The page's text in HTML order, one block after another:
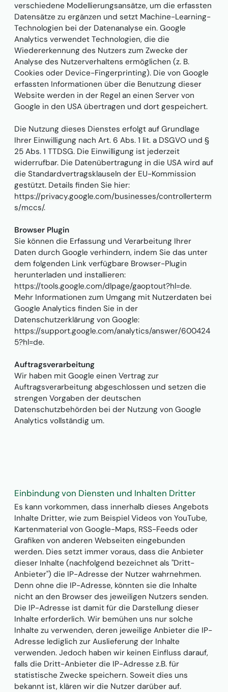
verschiedene Modellierungsansätze, um die erfassten
Datensätze zu ergänzen und setzt Machine-Learning-
Technologien bei der Datenanalyse ein. Google
Analytics verwendet Technologien, die die
Wiedererkennung des Nutzers zum Zwecke der
Analyse des Nutzerverhaltens ermöglichen (z. B.
Cookies oder Device-Fingerprinting). Die von Google
erfassten Informationen über die Benutzung dieser
Website werden in der Regel an einen Server von
Google in den USA übertragen und dort gespeichert.
Die Nutzung dieses Dienstes erfolgt auf Grundlage
Ihrer Einwilligung nach Art. 6 Abs. 1 lit. a DSGVO und §
25 Abs. 1 TTDSG. Die Einwilligung ist jederzeit
widerrufbar. Die Datenübertragung in die USA wird auf
die Standardvertragsklauseln der EU-Kommission
gestützt. Details finden Sie hier:
https://privacy.google.com/businesses/controllerterm
s/mccs/.
Browser Plugin
Sie können die Erfassung und Verarbeitung Ihrer
Daten durch Google verhindern, indem Sie das unter
dem folgenden Link verfügbare Browser-Plugin
herunterladen und installieren:
https://tools.google.com/dlpage/gaoptout?hl=de.
Mehr Informationen zum Umgang mit Nutzerdaten bei
Google Analytics finden Sie in der
Datenschutzerklärung von Google:
https://support.google.com/analytics/answer/600424
5?hl=de.
Auftragsverarbeitung
Wir haben mit Google einen Vertrag zur
Auftragsverarbeitung abgeschlossen und setzen die
strengen Vorgaben der deutschen
Datenschutzbehörden bei der Nutzung von Google
Analytics vollständig um.
Einbindung von Diensten und Inhalten Dritter
Es kann vorkommen, dass innerhalb dieses Angebots
Inhalte Dritter, wie zum Beispiel Videos von YouTube,
Kartenmaterial von Google-Maps, RSS-Feeds oder
Grafiken von anderen Webseiten eingebunden
werden. Dies setzt immer voraus, dass die Anbieter
dieser Inhalte (nachfolgend bezeichnet als "Dritt-
Anbieter") die IP-Adresse der Nutzer wahrnehmen.
Denn ohne die IP-Adresse, könnten sie die Inhalte
nicht an den Browser des jeweiligen Nutzers senden.
Die IP-Adresse ist damit für die Darstellung dieser
Inhalte erforderlich. Wir bemühen uns nur solche
Inhalte zu verwenden, deren jeweilige Anbieter die IP-
Adresse lediglich zur Auslieferung der Inhalte
verwenden. Jedoch haben wir keinen Einfluss darauf,
falls die Dritt-Anbieter die IP-Adresse z.B. für
statistische Zwecke speichern. Soweit dies uns
bekannt ist, klären wir die Nutzer darüber auf.